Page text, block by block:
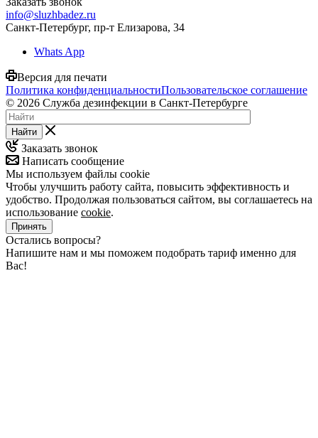
info@sluzhbadez.ru
Санкт-Петербург, пр-т Елизарова, 34
Whats App
Версия для печати
Политика конфиденциальностиПользовательское соглашение
© 2026 Служба дезинфекции в Санкт-Петербурге
Найти
Заказать звонок
Написать сообщение
Мы используем файлы cookie
Чтобы улучшить работу сайта, повысить эффективность и
удобство. Продолжая пользоваться сайтом, вы соглашаетесь на
использование cookie.
Принять
Остались вопросы?
Напишите нам и мы поможем подобрать тариф именно для
Вас!